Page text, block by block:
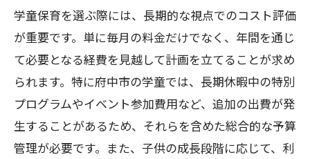
学童保育を選ぶ際には、長期的な視点でのコスト評価
が重要です。単に毎月の料金だけでなく、年間を通じ
て必要となる経費を見越して計画を立てることが求め
られます。特に府中市の学童では、長期休暇中の特別
プログラムやイベント参加費用など、追加の出費が発
生することがあるため、それらを含めた総合的な予算
管理が必要です。また、子供の成長段階に応じて、利